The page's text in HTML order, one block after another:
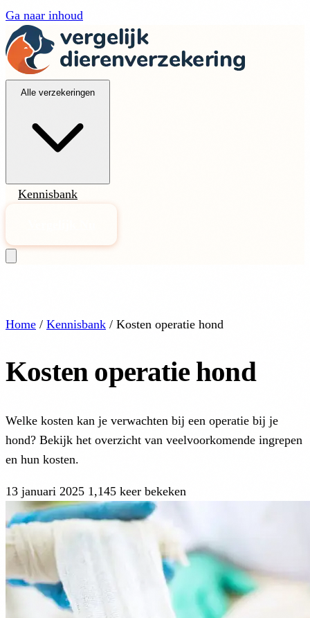
Ga naar inhoud
Alle verzekeringen
Kennisbank
Home / Kennisbank / Kosten operatie hond
Kosten operatie hond
Welke kosten kan je verwachten bij een operatie bij je
hond? Bekijk het overzicht van veelvoorkomende ingrepen
en hun kosten.
13 januari 2025 1,145 keer bekeken